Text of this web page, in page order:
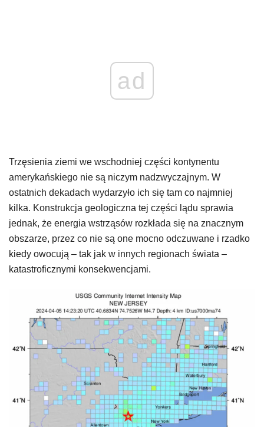
ad
Trzęsienia ziemi we wschodniej części kontynentu
amerykańskiego nie są niczym nadzwyczajnym. W
ostatnich dekadach wydarzyło ich się tam co najmniej
kilka. Konstrukcja geologiczna tej części lądu sprawia
jednak, że energia wstrząsów rozkłada się na znacznym
obszarze, przez co nie są one mocno odczuwane i rzadko
kiedy owocują – tak jak w innych regionach świata –
katastroficznymi konsekwencjami.